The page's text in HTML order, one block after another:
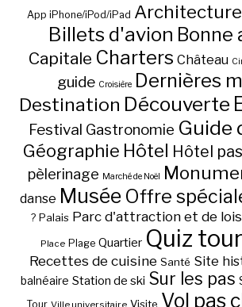
App iPhone/iPod/iPad Architecture
Billets d'avion Bonne
Capitale Charters Château
guide Croisière Dernières
Destination Découverte
Festival Gastronomie Guide
Géographie Hôtel Hôtel
pèlerinage Marché de Noël
danse Musée Offre
? Palais Parc d'attraction et de
Place Plage Quartier Quiz
Recettes de cuisine Santé Site
balnéaire Station de ski Sur les pas
Tour Visite Vol pas